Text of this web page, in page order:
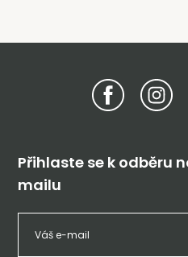
Přihlaste se k odběru
mailu